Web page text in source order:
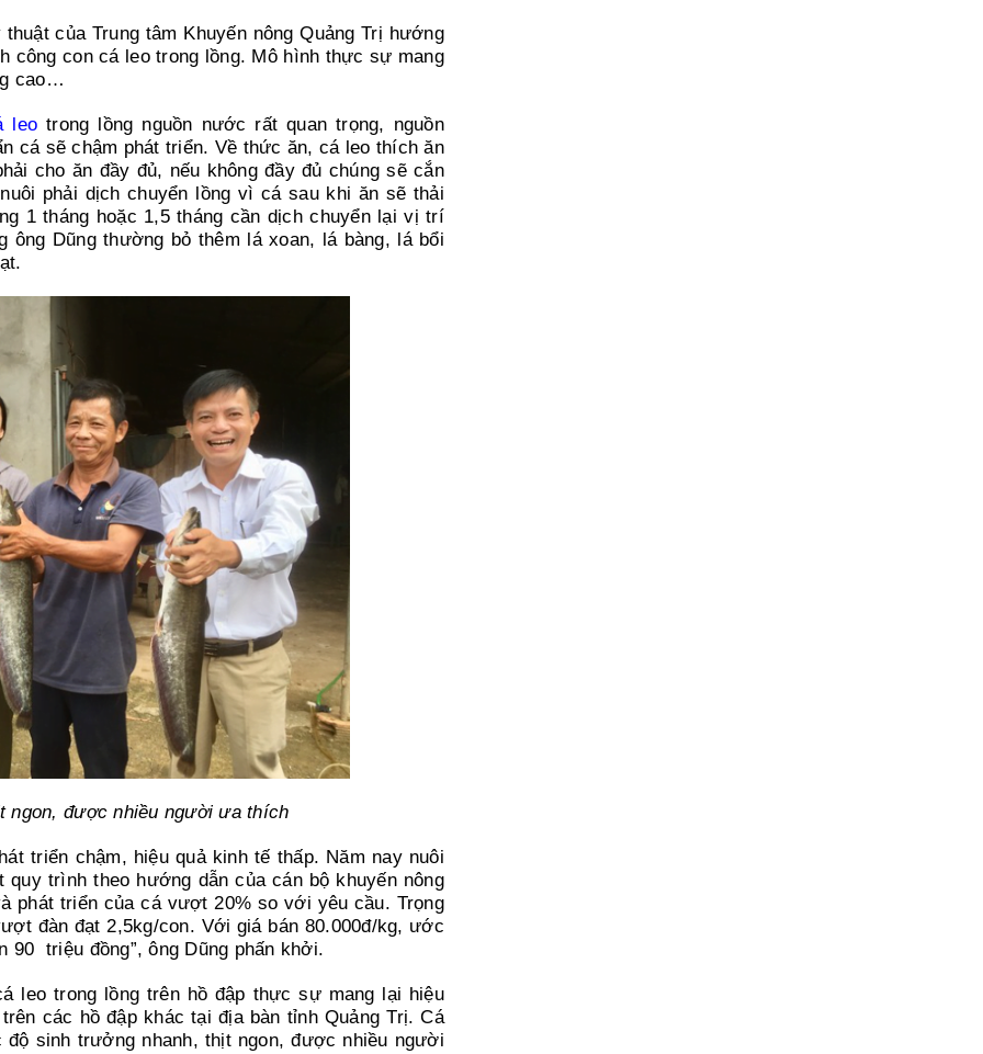
của Trung tâm Khuyến nông Quảng Trị hướng
công con cá leo trong lồng. Mô hình thực sự mang
cao…
leo trong lồng nguồn nước rất quan trọng, nguồn
cá sẽ chậm phát triển. Về thức ăn, cá leo thích ăn
cho ăn đầy đủ, nếu không đầy đủ chúng sẽ cắn
phải dịch chuyển lồng vì cá sau khi ăn sẽ thải
1 tháng hoặc 1,5 tháng cần dịch chuyển lại vị trí
Dũng thường bỏ thêm lá xoan, lá bàng, lá bổi
ngon, được nhiều người ưa thích
triển chậm, hiệu quả kinh tế thấp. Năm nay nuôi
trình theo hướng dẫn của cán bộ khuyến nông
phát triển của cá vượt 20% so với yêu cầu. Trọng
đàn đạt 2,5kg/con. Với giá bán 80.000đ/kg, ước
90 triệu đồng”, ông Dũng phấn khởi.
leo trong lồng trên hồ đập thực sự mang lại hiệu
các hồ đập khác tại địa bàn tỉnh Quảng Trị. Cá
sinh trưởng nhanh, thịt ngon, được nhiều người